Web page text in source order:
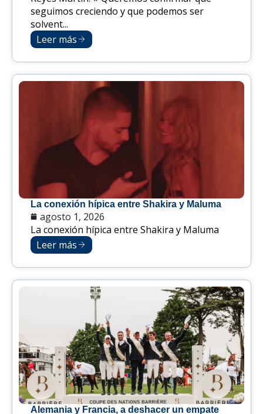
seguimos creciendo y que podemos ser
solvent...
Leer más
La conexión hípica entre Shakira y Maluma
agosto 1, 2026
La conexión hípica entre Shakira y Maluma
Leer más
Alemania y Francia, a deshacer un empate